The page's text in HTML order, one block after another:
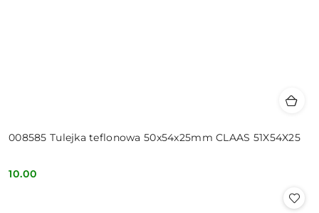
008585 Tulejka teflonowa 50x54x25mm CLAAS 51X54X25
Cena:
10.00